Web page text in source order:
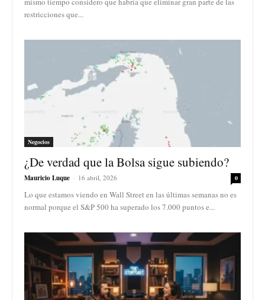
restricciones que...
Negocios
¿De verdad que la Bolsa sigue subiendo?
Mauricio Luque - 16 abril, 2026 0
Lo que estamos viendo en Wall Street en las últimas semanas no es
normal porque el S&P 500 ha superado los 7.000 puntos e...